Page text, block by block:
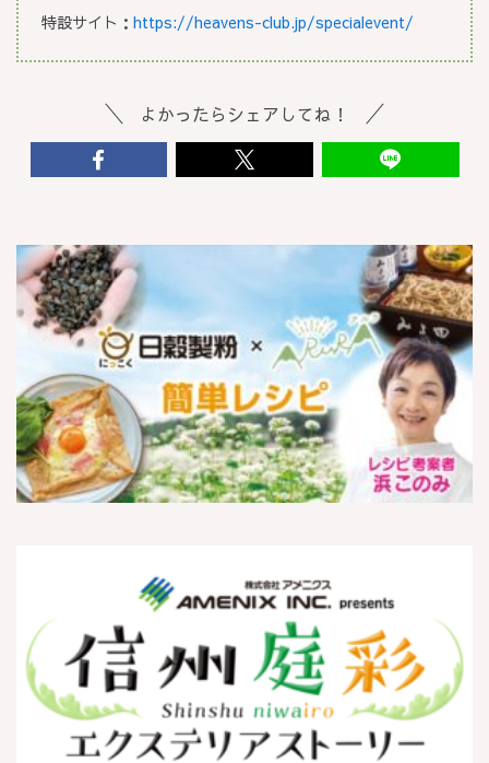
特設サイト： https://heavens-club.jp/specialevent/
よかったらシェアしてね！